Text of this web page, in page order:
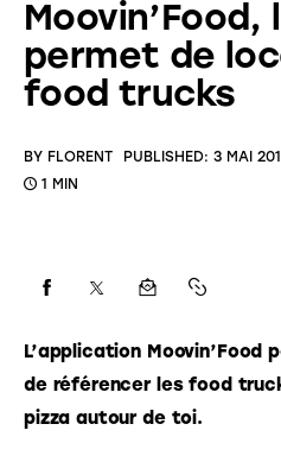
Food’Life
Moovin’Food,
permet de
food trucks
BY FLORENT PUBLISHED: 3 MAI
1 MIN
L’application
de référencer les food
pizza autour de toi.